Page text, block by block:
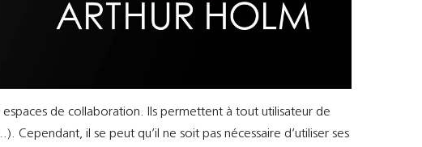
de collaboration. Ils permettent à tout utilisateur de
il se peut qu’il ne soit pas nécessaire d’utiliser ses